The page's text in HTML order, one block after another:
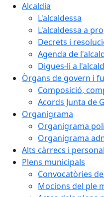
Alcaldia
L'alcaldessa
L'alcaldessa a
Decrets i
Agenda de
Digues-li a
Òrgans de govern i
Composició,
Acords Junta de
Organigrama
Organigrama
Organigrama
Alts càrrecs i
Plens municipals
Convocatòries
Mocions del ple